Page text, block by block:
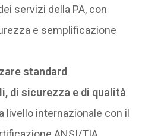
servizi della PA, con
e semplificazione
standard
di sicurezza e di qualità
livello internazionale con il